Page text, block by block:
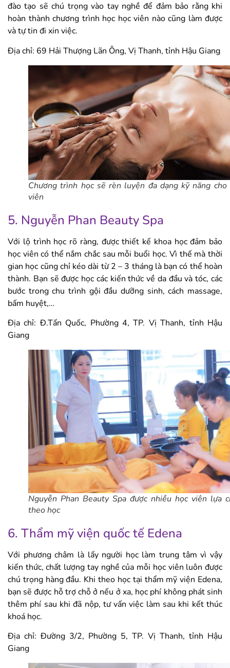
đào tạo sẽ chú trọng vào tay nghề để đảm bảo rằng khi
hoàn thành chương trình học học viên nào cũng làm được
và tự tin đi xin việc.
Địa chỉ: 69 Hải Thượng Lãn Ông, Vị Thanh, tỉnh Hậu Giang
Chương trình học sẽ rèn luyện đa dạng kỹ năng cho
viên
5. Nguyễn Phan Beauty Spa
Với lộ trình học rõ ràng, được thiết kế khoa học đảm bảo
học viên có thể nắm chắc sau mỗi buổi học. Vì thế mà thời
gian học cũng chỉ kéo dài từ 2 – 3 tháng là bạn có thể hoàn
thành. Bạn sẽ được học các kiến thức về da đầu và tóc, các
bước trong chu trình gội đầu dưỡng sinh, cách massage,
bấm huyệt,…
Địa chỉ: Đ.Tấn Quốc, Phường 4, TP. Vị Thanh, tỉnh Hậu
Giang
Nguyễn Phan Beauty Spa được nhiều học viên lựa
theo học
6. Thẩm mỹ viện quốc tế Edena
Với phương châm là lấy người học làm trung tâm vì vậy
kiến thức, chất lượng tay nghề của mỗi học viên luôn được
chú trọng hàng đầu. Khi theo học tại thẩm mỹ viện Edena,
bạn sẽ được hỗ trợ chỗ ở nếu ở xa, học phí không phát sinh
thêm phí sau khi đã nộp, tư vấn việc làm sau khi kết thúc
khoá học.
Địa chỉ: Đường 3/2, Phường 5, TP. Vị Thanh, tỉnh Hậu
Giang